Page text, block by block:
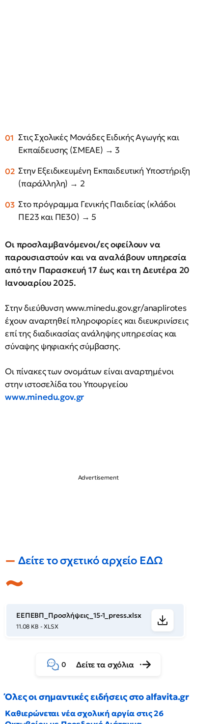
Στις Σχολικές Μονάδες Ειδικής Αγωγής και
Εκπαίδευσης (ΣΜΕΑΕ) → 3
Στην Εξειδικευμένη Εκπαιδευτική Υποστήριξη
(παράλληλη) → 2
Στο πρόγραμμα Γενικής Παιδείας (κλάδοι
ΠΕ23 και ΠΕ30) → 5
Οι προσλαμβανόμενοι/ες οφείλουν να
παρουσιαστούν και να αναλάβουν υπηρεσία
από την Παρασκευή 17 έως και τη Δευτέρα 20
Ιανουαρίου 2025.
Στην διεύθυνση www.minedu.gov.gr/anaplirotes
έχουν αναρτηθεί πληροφορίες και διευκρινίσεις
επί της διαδικασίας ανάληψης υπηρεσίας και
σύναψης ψηφιακής σύμβασης.
Οι πίνακες των ονομάτων είναι αναρτημένοι
στην ιστοσελίδα του Υπουργείου
www.minedu.gov.gr
Δείτε το σχετικό αρχείο ΕΔΩ
ΕΕΠΕΒΠ_Προσλήψεις_15-1_press.xlsx
11.08 KB - XLSX
0 Δείτε τα σχόλια
Όλες οι σημαντικές ειδήσεις στο alfavita.gr
Καθιερώνεται νέα σχολική αργία στις 26